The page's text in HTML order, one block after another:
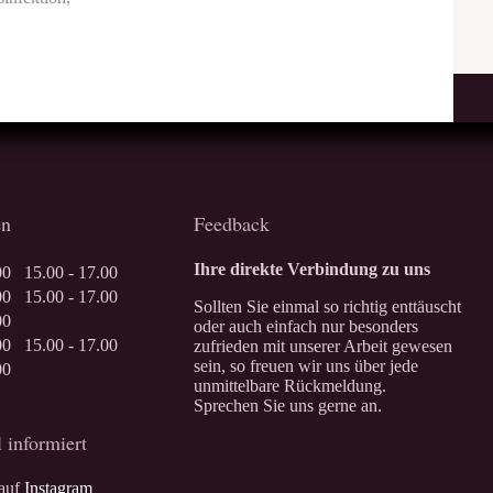
15.00 - 17.00
15.00 - 17.00
15.00 - 17.00
informiert
Instagram
Feedback
Ihre direkte Verbindung zu uns
Sollten Sie einmal so richtig enttäuscht
oder auch einfach nur besonders
zufrieden mit unserer Arbeit gewesen
sein, so freuen wir uns über jede
unmittelbare Rückmeldung.
Sprechen Sie uns gerne an.